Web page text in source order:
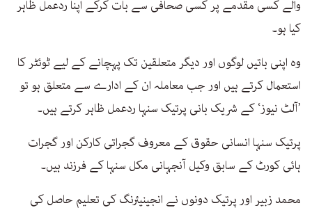
والے کسی مقدمے پر کسی صحافی سے بات کرکے اپنا ردعمل ظاہر
کیا ہو۔
وہ اپنی باتیں لوگوں اور دیگر متعلقین تک پہچانے کے لیے ٹوئٹر کا
استعمال کرتے ہیں اور جب معاملہ ان کے ادارے سے متعلق ہو تو
’آلٹ نیوز‘ کے شریک بانی پرتیک سنہا ردعمل ظاہر کرتے ہیں۔
پرتیک سنہا انسانی حقوق کے معروف گجراتی کارکن اور گجرات
ہائی کورٹ کے سابق وکیل آنجہانی مکل سنہا کے فرزند ہیں۔
محمد زبیر اور پرتیک دونوں نے انجینیئرنگ کی تعلیم حاصل کی